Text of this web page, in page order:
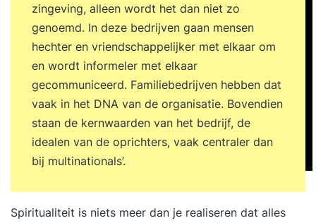
zingeving, alleen wordt het dan niet zo
genoemd. In deze bedrijven gaan mensen
hechter en vriendschappelijker met elkaar om
en wordt informeler met elkaar
gecommuniceerd. Familiebedrijven hebben dat
vaak in het DNA van de organisatie. Bovendien
staan de kernwaarden van het bedrijf, de
idealen van de oprichters, vaak centraler dan
bij multinationals’.
Spiritualiteit is niets meer dan je realiseren dat alles